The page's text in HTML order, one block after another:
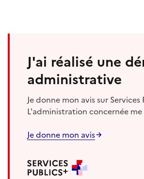
J'ai réalisé une
administrative
Je donne mon avis sur Services
L'administration concernée
Je donne mon avis